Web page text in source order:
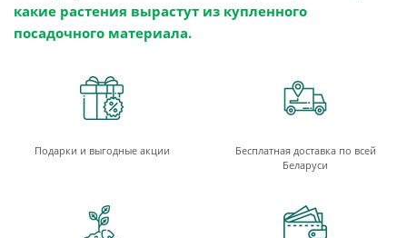
какие растения вырастут из купленного
посадочного материала.
Подарки и выгодные акции
Бесплатная доставка по всей
Беларуси